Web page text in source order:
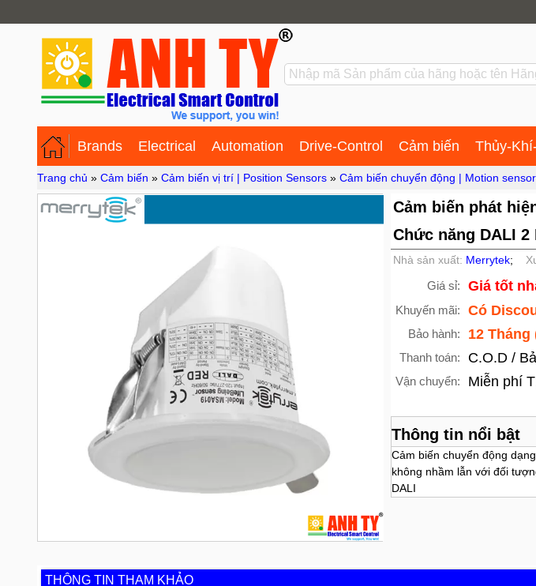
Brands Electrical Automation Drive-Control Cảm biến Thủy-
Trang chủ » Cảm biến » Cảm biến vị trí | Position Sensors » Cảm biến chuyển động | Motion
Cảm biến phát
Chức năng DALI 2
Nhà sản xuất: Merrytek;
Giá sỉ: Giá tốt
Khuyến mãi: Có
Bảo hành: 12 Tháng
Thanh toán: C.O.D /
Vận chuyển: Miễn phí
Thông tin nổi bật
Cảm biến chuyển động
không nhầm lẫn với đối
DALI
THÔNG TIN THAM KHẢO